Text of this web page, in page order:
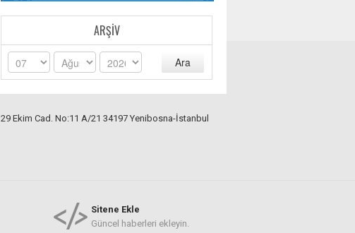
ARŞIV
Ara
29 Ekim Cad. No:11 A/21 34197 Yenibosna-İstanbul
Sitene Ekle
Güncel haberleri ekleyin.